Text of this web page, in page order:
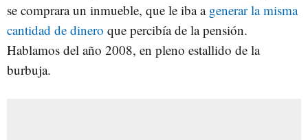
se comprara un inmueble, que le iba a generar la misma
cantidad de dinero que percibía de la pensión.
Hablamos del año 2008, en pleno estallido de la
burbuja.